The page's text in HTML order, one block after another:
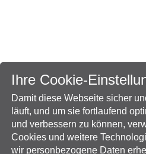
Ihre Cookie-
Damit diese Webseite sicher
läuft, und um sie fortlaufend
und verbessern zu können,
Cookies und weitere
wir personbezogene Daten